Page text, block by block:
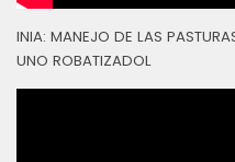
INIA: MANEJO DE LAS
UNO ROBATIZADOL